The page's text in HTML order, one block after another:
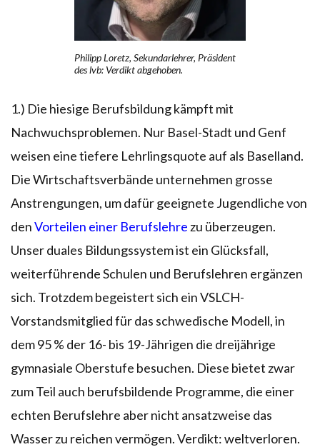
Philipp Loretz, Sekundarlehrer, Präsident
des lvb: Verdikt abgehoben.
1.) Die hiesige Berufsbildung kämpft mit
Nachwuchsproblemen. Nur Basel-Stadt und Genf
weisen eine tiefere Lehrlingsquote auf als Baselland.
Die Wirtschaftsverbände unternehmen grosse
Anstrengungen, um dafür geeignete Jugendliche von
denVorteilen einer Berufslehre zu überzeugen.
Unser duales Bildungssystem ist ein Glücksfall,
weiterführende Schulen und Berufslehren ergänzen
sich. Trotzdem begeistert sich ein VSLCH-
Vorstandsmitglied für das schwedische Modell, in
dem 95 % der 16- bis 19-Jährigen die dreijährige
gymnasiale Oberstufe besuchen. Diese bietet zwar
zum Teil auch berufsbildende Programme, die einer
echten Berufslehre aber nicht ansatzweise das
Wasser zu reichen vermögen. Verdikt: weltverloren.